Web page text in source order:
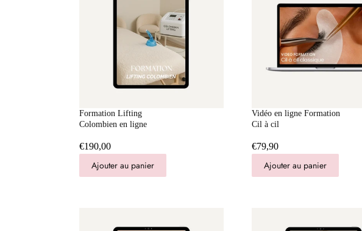
Formation Lifting
Colombien en ligne
€190,00
Ajouter au panier
Vidéo en ligne Formation
Cil à cil
€79,90
Ajouter au panier